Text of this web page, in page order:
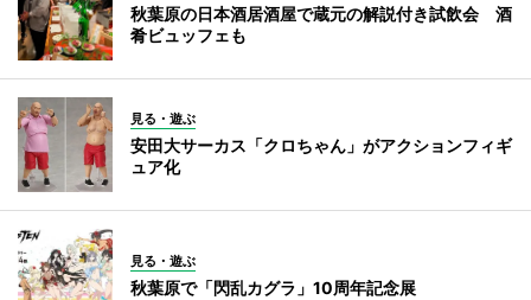
秋葉原の日本酒居酒屋で蔵元の解説付き試飲会 酒
肴ビュッフェも
見る・遊ぶ
安田大サーカス「クロちゃん」がアクションフィギ
ュア化
見る・遊ぶ
秋葉原で「閃乱カグラ」10周年記念展